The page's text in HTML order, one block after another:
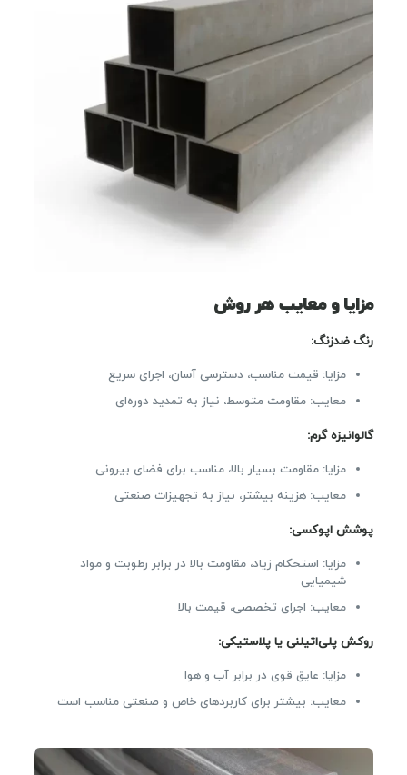
مزایا و معایب هر روش
رنگ ضدزنگ:
مزایا: قیمت مناسب، دسترسی آسان، اجرای سریع
معایب: مقاومت متوسط، نیاز به تمدید دوره‌ای
گالوانیزه گرم:
مزایا: مقاومت بسیار بالا، مناسب برای فضای بیرونی
معایب: هزینه بیشتر، نیاز به تجهیزات صنعتی
پوشش اپوکسی:
مزایا: استحکام زیاد، مقاومت بالا در برابر رطوبت و مواد
شیمیایی
معایب: اجرای تخصصی، قیمت بالا
روکش پلی‌اتیلنی یا پلاستیکی:
مزایا: عایق قوی در برابر آب و هوا
معایب: بیشتر برای کاربردهای خاص و صنعتی مناسب است